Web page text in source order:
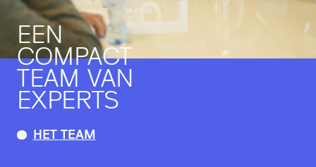
EEN
COMPACT
TEAM VAN
EXPERTS
HET TEAM